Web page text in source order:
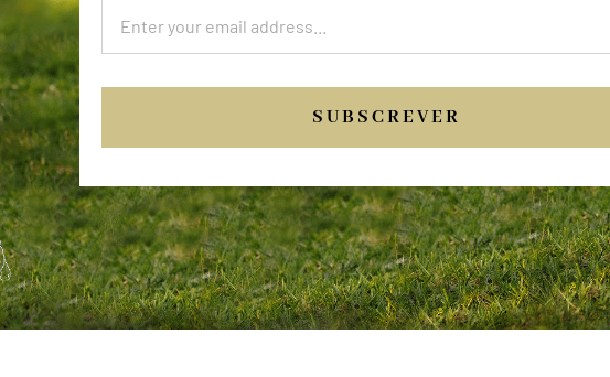
SUBSCREVER